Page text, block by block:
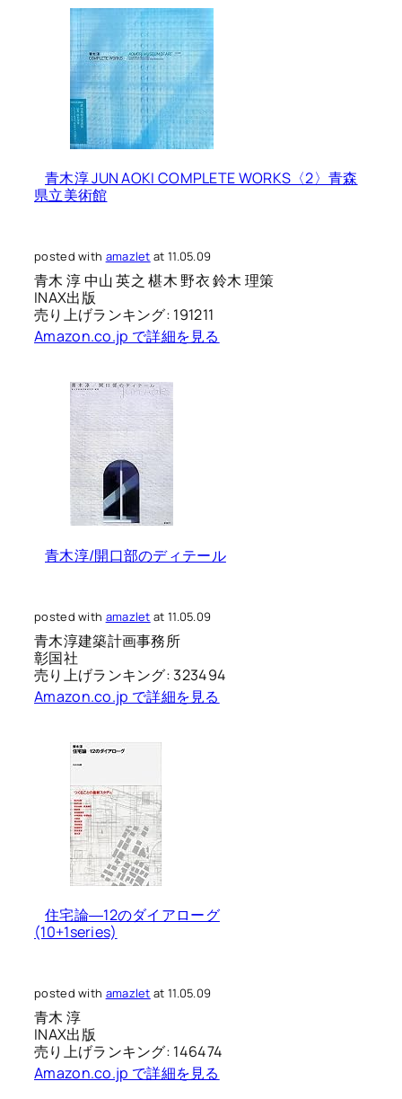
青木淳 JUN AOKI COMPLETE WORKS〈2〉青森
県立美術館
posted with amazlet at 11.05.09
青木 淳 中山 英之 椹木 野衣 鈴木 理策
INAX出版
売り上げランキング: 191211
Amazon.co.jp で詳細を見る
青木淳/開口部のディテール
posted with amazlet at 11.05.09
青木淳建築計画事務所
彰国社
売り上げランキング: 323494
Amazon.co.jp で詳細を見る
住宅論―12のダイアローグ
(10+1series)
posted with amazlet at 11.05.09
青木 淳
INAX出版
売り上げランキング: 146474
Amazon.co.jp で詳細を見る